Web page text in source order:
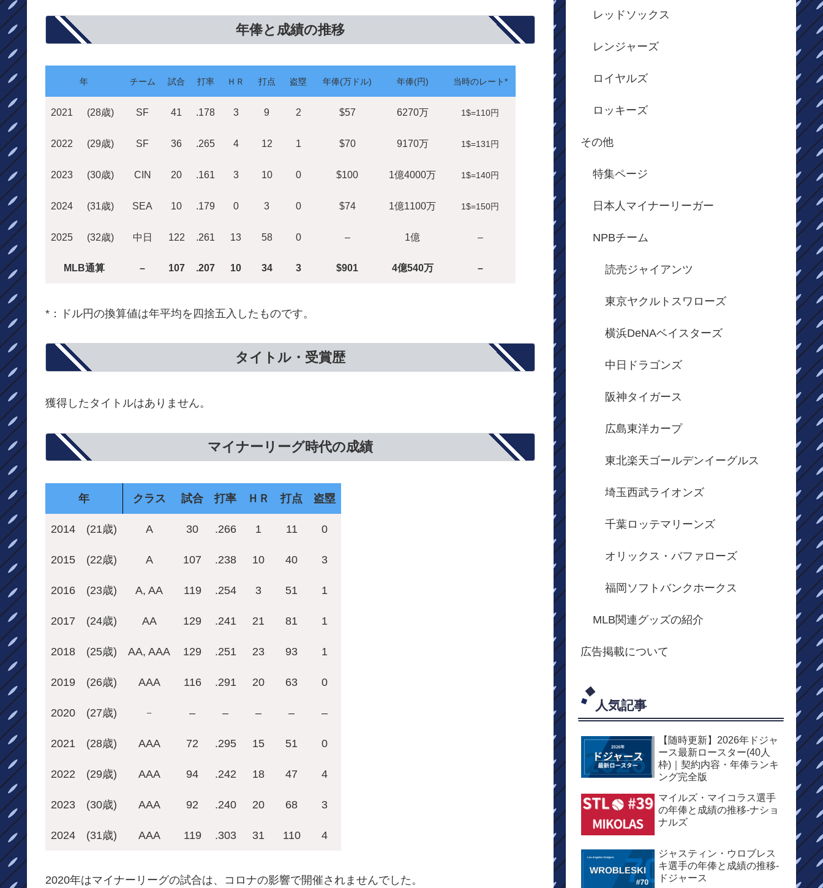
年俸と成績の推移
年 チーム 試合 打率 ＨＲ 打点 盗塁 年俸(万ドル) 年俸(円) 当時のレート*
2021 (28歳) SF 41 .178 3 9 2 $57 6270万 1$=110円
2022 (29歳) SF 36 .265 4 12 1 $70 9170万 1$=131円
2023 (30歳) CIN 20 .161 3 10 0 $100 1億4000万 1$=140円
2024 (31歳) SEA 10 .179 0 3 0 $74 1億1100万 1$=150円
2025 (32歳) 中日 122 .261 13 58 0 – 1億 –
MLB通算 – 107 .207 10 34 3 $901 4億540万 –
*：ドル円の換算値は年平均を四捨五入したものです。
タイトル・受賞歴
獲得したタイトルはありません。
マイナーリーグ時代の成績
年 クラス 試合 打率 ＨＲ 打点 盗塁
2014 (21歳) A 30 .266 1 11 0
2015 (22歳) A 107 .238 10 40 3
2016 (23歳) A, AA 119 .254 3 51 1
2017 (24歳) AA 129 .241 21 81 1
2018 (25歳) AA, AAA 129 .251 23 93 1
2019 (26歳) AAA 116 .291 20 63 0
2020 (27歳) – – – – – –
2021 (28歳) AAA 72 .295 15 51 0
2022 (29歳) AAA 94 .242 18 47 4
2023 (30歳) AAA 92 .240 20 68 3
2024 (31歳) AAA 119 .303 31 110 4
2020年はマイナーリーグの試合は、コロナの影響で開催されませんでした。
レッドソックス
レンジャーズ
ロイヤルズ
ロッキーズ
その他
特集ページ
日本人マイナーリーガー
NPBチーム
読売ジャイアンツ
東京ヤクルトスワローズ
横浜DeNAベイスターズ
中日ドラゴンズ
阪神タイガース
広島東洋カープ
東北楽天ゴールデンイーグルス
埼玉西武ライオンズ
千葉ロッテマリーンズ
オリックス・バファローズ
福岡ソフトバンクホークス
MLB関連グッズの紹介
広告掲載について
人気記事
【随時更新】2026年ドジャ
ース最新ロースター(40人
枠)｜契約内容・年俸ランキ
ング完全版
マイルズ・マイコラス選手
の年俸と成績の推移-ナショ
ナルズ
ジャスティン・ウロブレス
キ選手の年俸と成績の推移-
ドジャース